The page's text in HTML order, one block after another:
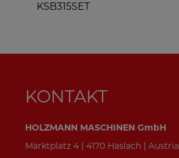
KSB315SET
KONTAKT
HOLZMANN MASCHINEN GmbH
Marktplatz 4 | 4170 Haslach | Austria